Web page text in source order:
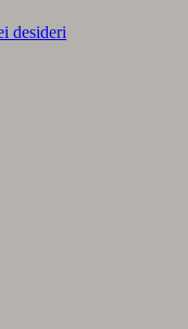
desideri